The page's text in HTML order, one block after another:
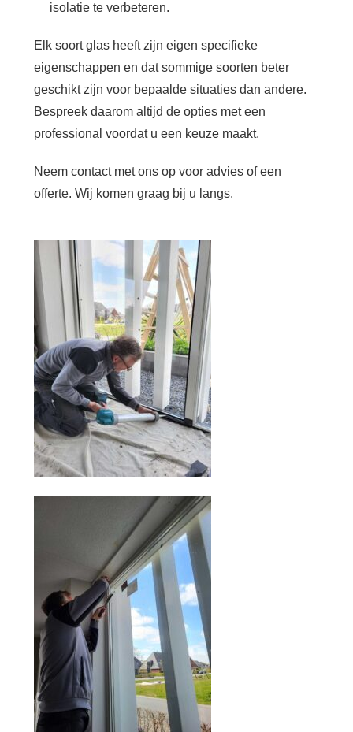
isolatie te verbeteren.
Elk soort glas heeft zijn eigen specifieke
eigenschappen en dat sommige soorten beter
geschikt zijn voor bepaalde situaties dan andere.
Bespreek daarom altijd de opties met een
professional voordat u een keuze maakt.
Neem contact met ons op voor advies of een
offerte. Wij komen graag bij u langs.